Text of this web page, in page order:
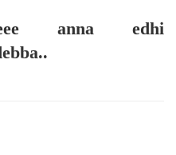
anna edhi